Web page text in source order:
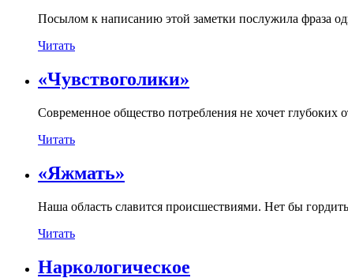
Посылом к написанию этой заметки послужила фраза
Читать
«Чувствоголики»
Современное общество потребления не хочет
Читать
«Яжмать»
Наша область славится происшествиями. Нет бы
Читать
Наркологическое